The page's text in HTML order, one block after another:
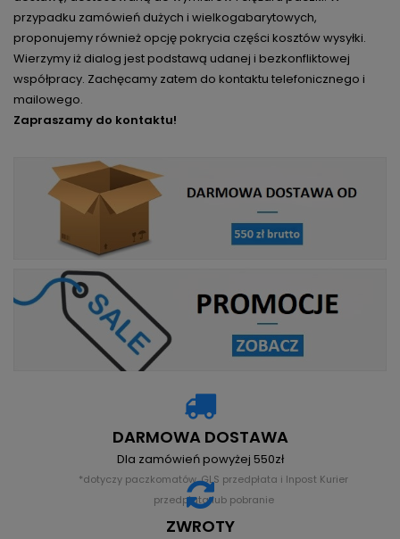
przypadku zamówień dużych i wielkogabarytowych,
proponujemy również opcję pokrycia części kosztów wysyłki.
Wierzymy iż dialog jest podstawą udanej i bezkonfliktowej
współpracy. Zachęcamy zatem do kontaktu telefonicznego i
mailowego.
Zapraszamy do kontaktu!
DARMOWA DOSTAWA
Dla zamówień powyżej 550zł
*dotyczy paczkomatów, GLS przedpłata i Inpost Kurier
przedpłata lub pobranie
ZWROTY